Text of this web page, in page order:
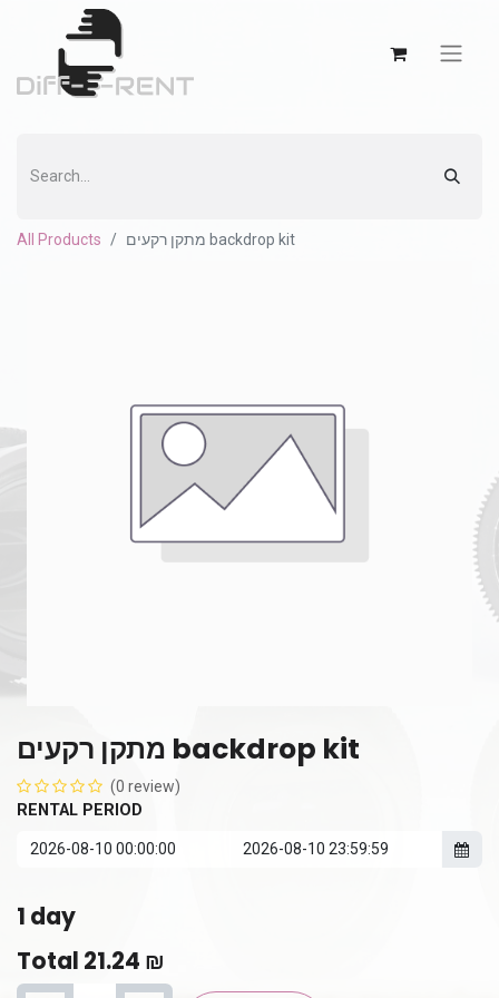
All Products מתקן רקעים backdrop kit
מתקן רקעים backdrop kit
(0 review)
RENTAL PERIOD
1 day
Total 21.24 ₪